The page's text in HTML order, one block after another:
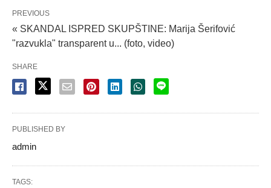
PREVIOUS
« SKANDAL ISPRED SKUPŠTINE: Marija Šerifović
"razvukla" transparent u... (foto, video)
SHARE
PUBLISHED BY
admin
TAGS: